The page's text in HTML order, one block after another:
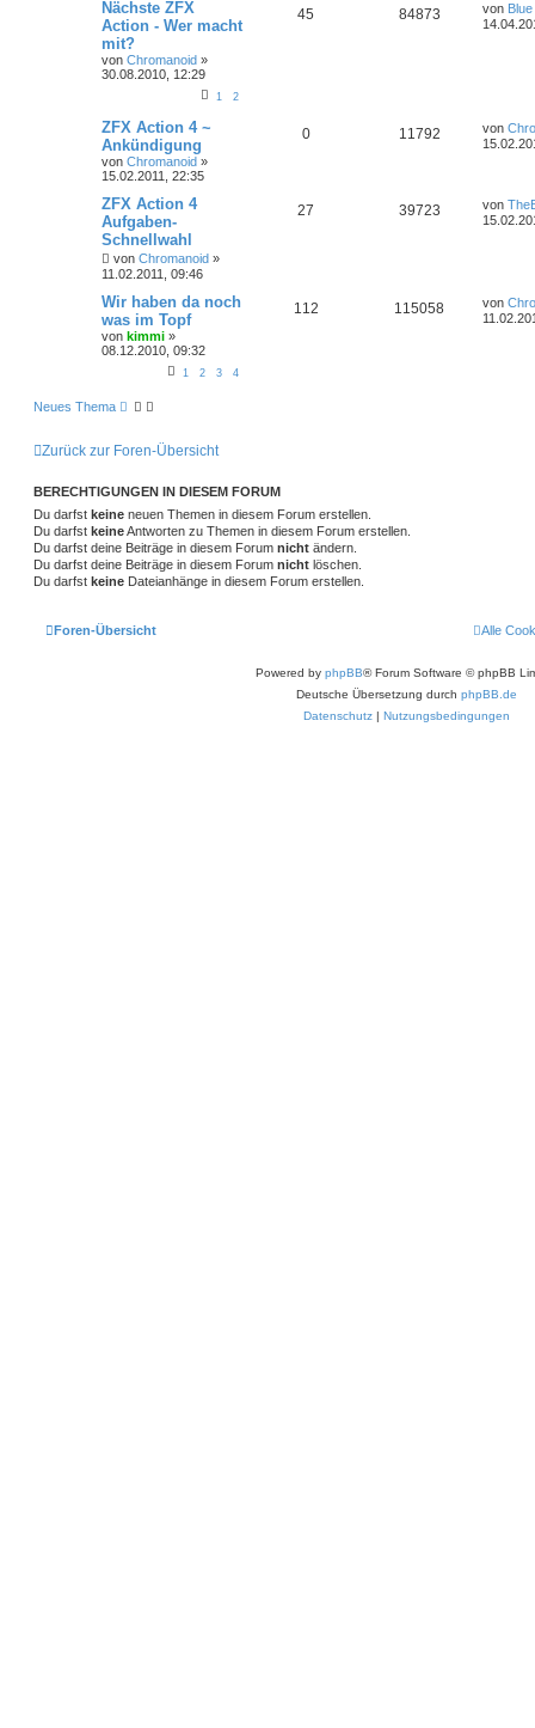
Nächste ZFX
Action - Wer macht
mit?
von Chromanoid »
30.08.2010, 12:29
1 2
45 84873 von
ZFX Action 4 ~
Ankündigung
von Chromanoid »
15.02.2011, 22:35
0 11792 von
ZFX Action 4
Aufgaben-
Schnellwahl
von Chromanoid »
11.02.2011, 09:46
27 39723 von
Wir haben da noch
was im Topf
von kimmi »
08.12.2010, 09:32
1 2 3 4
112 115058 von
Neues Thema
Zurück zur Foren-Übersicht
BERECHTIGUNGEN IN DIESEM FORUM
Du darfst keine neuen Themen in diesem Forum erstellen.
Du darfst keineAntworten zu Themen in diesem Forum erstellen.
Du darfst deine Beiträge in diesem Forum nicht ändern.
Du darfst deine Beiträge in diesem Forum nicht löschen.
Du darfst keine Dateianhänge in diesem Forum erstellen.
Foren-Übersicht Alle
Powered by phpBB® Forum Software © phpBB
Deutsche Übersetzung durch phpBB.de
Datenschutz | Nutzungsbedingungen